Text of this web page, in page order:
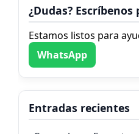
¿Dudas?
Estamos listos para
WhatsApp
Entradas recientes